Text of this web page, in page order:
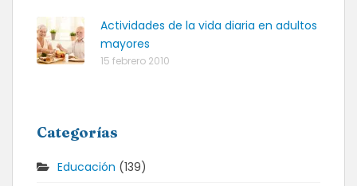
Actividades de la vida diaria en adultos
mayores
15 febrero 2010
Categorías
Educación (139)